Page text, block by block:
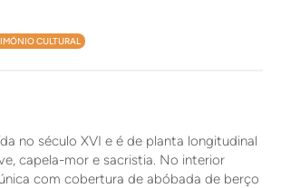
CULTURAL
no século XVI e é de planta longitudinal
capela-mor e sacristia. No interior
com cobertura de abóbada de berço